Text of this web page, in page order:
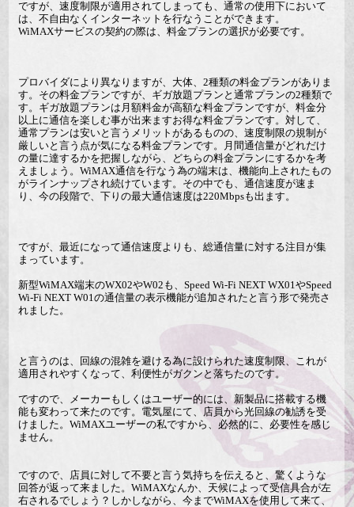
ですが、速度制限が適用されてしまっても、通常の使用下において
は、不自由なくインターネットを行なうことができます。
WiMAXサービスの契約の際は、料金プランの選択が必要です。
プロバイダにより異なりますが、大体、2種類の料金プランがありま
す。その料金プランですが、ギガ放題プランと通常プランの2種類で
す。ギガ放題プランは月額料金が高額な料金プランですが、料金分
以上に通信を楽しむ事が出来ますお得な料金プランです。対して、
通常プランは安いと言うメリットがあるものの、速度制限の規制が
厳しいと言う点が気になる料金プランです。月間通信量がどれだけ
の量に達するかを把握しながら、どちらの料金プランにするかを考
えましょう。WiMAX通信を行なう為の端末は、機能向上されたもの
がラインナップされ続けています。その中でも、通信速度が速ま
り、今の段階で、下りの最大通信速度は220Mbpsも出ます。
ですが、最近になって通信速度よりも、総通信量に対する注目が集
まっています。
新型WiMAX端末のWX02やW02も、Speed Wi-Fi NEXT WX01やSpeed
Wi-Fi NEXT W01の通信量の表示機能が追加されたと言う形で発売さ
れました。
と言うのは、回線の混雑を避ける為に設けられた速度制限、これが
適用されやすくなって、利便性がガクンと落ちたのです。
ですので、メーカーもしくはユーザー的には、新製品に搭載する機
能も変わって来たのです。電気屋にて、店員から光回線の勧誘を受
けました。WiMAXユーザーの私ですから、必然的に、必要性を感じ
ません。
ですので、店員に対して不要と言う気持ちを伝えると、驚くような
回答が返って来ました。WiMAXなんか、天候によって受信具合が左
右されるでしょう？しかしながら、今までWiMAXを使用して来て、